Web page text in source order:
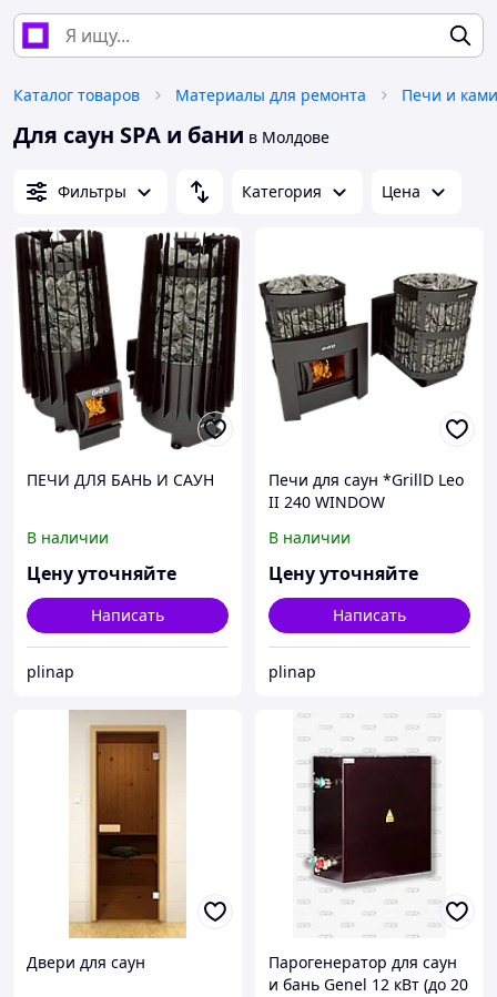
Каталог товаров Материалы для ремонта Печи и
Для саун SPA и бани в Молдове
Фильтры Категория Цена
ПЕЧИ ДЛЯ БАНЬ И САУН
В наличии
Цену уточняйте
Написать
plinap
Печи для саун *GrillD Leo
II 240 WINDOW
В наличии
Цену уточняйте
Написать
plinap
Двери для саун Парогенератор для саун
и бань Genel 12 кВт (до 20